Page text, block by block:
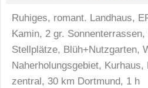
Ruhiges, romant. Landhaus,
Kamin, 2 gr.
Stellplätze, Blüh+Nutzgarten,
Naherholungsgebiet, Kurhaus,
zentral, 30 km Dortmund, 1 h